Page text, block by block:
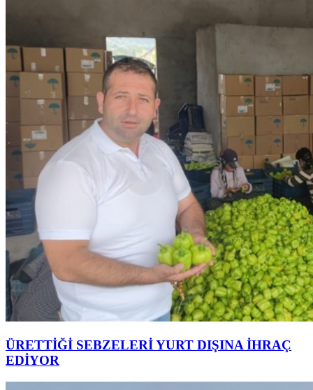
ÜRETTİĞİ SEBZELERİ YURT DIŞINA İHRAÇ
EDİYOR